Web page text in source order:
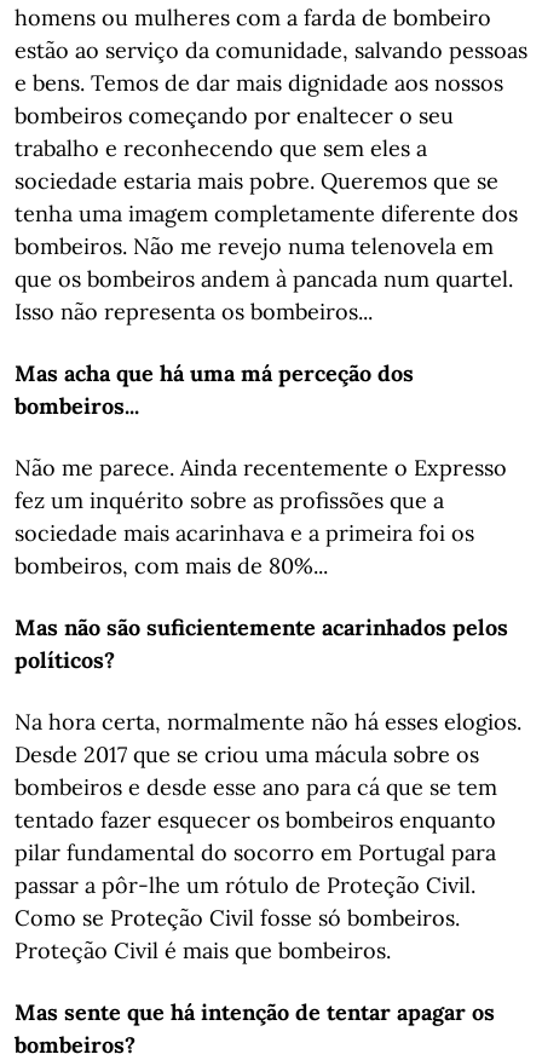
homens ou mulheres com a farda de bombeiro
estão ao serviço da comunidade, salvando pessoas
e bens. Temos de dar mais dignidade aos nossos
bombeiros começando por enaltecer o seu
trabalho e reconhecendo que sem eles a
sociedade estaria mais pobre. Queremos que se
tenha uma imagem completamente diferente dos
bombeiros. Não me revejo numa telenovela em
que os bombeiros andem à pancada num quartel.
Isso não representa os bombeiros...
Mas acha que há uma má perceção dos
bombeiros...
Não me parece. Ainda recentemente o Expresso
fez um inquérito sobre as profissões que a
sociedade mais acarinhava e a primeira foi os
bombeiros, com mais de 80%...
Mas não são suficientemente acarinhados pelos
políticos?
Na hora certa, normalmente não há esses elogios.
Desde 2017 que se criou uma mácula sobre os
bombeiros e desde esse ano para cá que se tem
tentado fazer esquecer os bombeiros enquanto
pilar fundamental do socorro em Portugal para
passar a pôr-lhe um rótulo de Proteção Civil.
Como se Proteção Civil fosse só bombeiros.
Proteção Civil é mais que bombeiros.
Mas sente que há intenção de tentar apagar os
bombeiros?